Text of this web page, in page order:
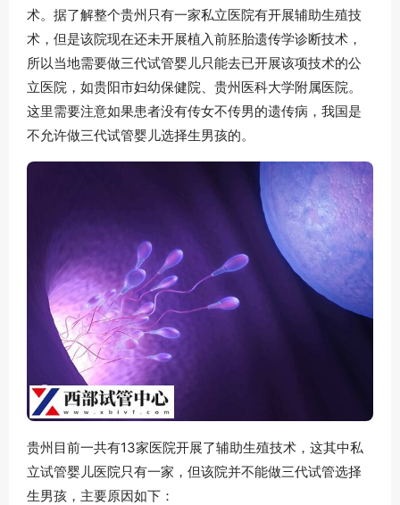
术。据了解整个贵州只有一家私立医院有开展辅助生殖技
术，但是该院现在还未开展植入前胚胎遗传学诊断技术，
所以当地需要做三代试管婴儿只能去已开展该项技术的公
立医院，如贵阳市妇幼保健院、贵州医科大学附属医院。
这里需要注意如果患者没有传女不传男的遗传病，我国是
不允许做三代试管婴儿选择生男孩的。
贵州目前一共有13家医院开展了辅助生殖技术，这其中私
立试管婴儿医院只有一家，但该院并不能做三代试管选择
生男孩，主要原因如下：